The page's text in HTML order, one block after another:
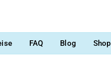
FAQ Blog Shop